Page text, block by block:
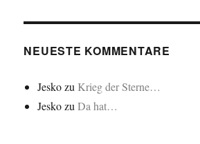
NEUESTE KOMMENTARE
Jeskozu Krieg der Sterne…
JeskozuDa hat…